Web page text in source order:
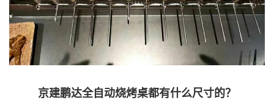
京建鹏达全自动烧烤桌都有什么尺寸的？